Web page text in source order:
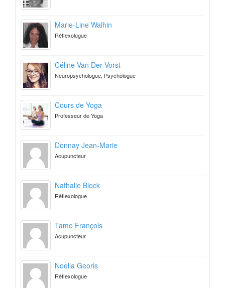
Marie-Line Walhin
Réflexologue
Céline Van Der Vorst
Neuropsychologue, Psychologue
Cours de Yoga
Professeur de Yoga
Donnay Jean-Marie
Acupuncteur
Nathalie Block
Réflexologue
Tamo François
Acupuncteur
Noella Georis
Réflexologue